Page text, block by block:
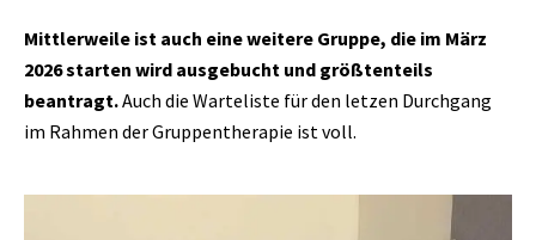
Mittlerweile ist auch eine weitere Gruppe, die im März
2026 starten wird ausgebucht und größtenteils
beantragt.Auch die Warteliste für den letzen Durchgang
im Rahmen der Gruppentherapie ist voll.